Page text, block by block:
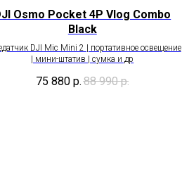
Osmo Pocket 4P Vlog Combo
Black
DJI Mic Mini 2 | портативное освещение
| мини-штатив | сумка и др
75 880 р.88 990 р.